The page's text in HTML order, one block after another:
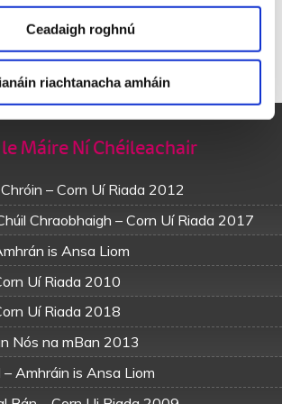
Ceadaigh roghnú
riachtanacha amháin
ins na h-áird ó thuaidh sinn
Uain is chun calaidh Droma Muaire
is trí shráid na Leasa Muaire
dtalamh é i mBarra Sliabh Luachra.
Máire Ní Chéileachair
– Corn Uí Riada 2012
Chraobhaigh – Corn Uí Riada 2017
is Ansa Liom
Uí Riada 2010
Uí Riada 2018
Nós na mBan 2013
Amhráin is Ansa Liom